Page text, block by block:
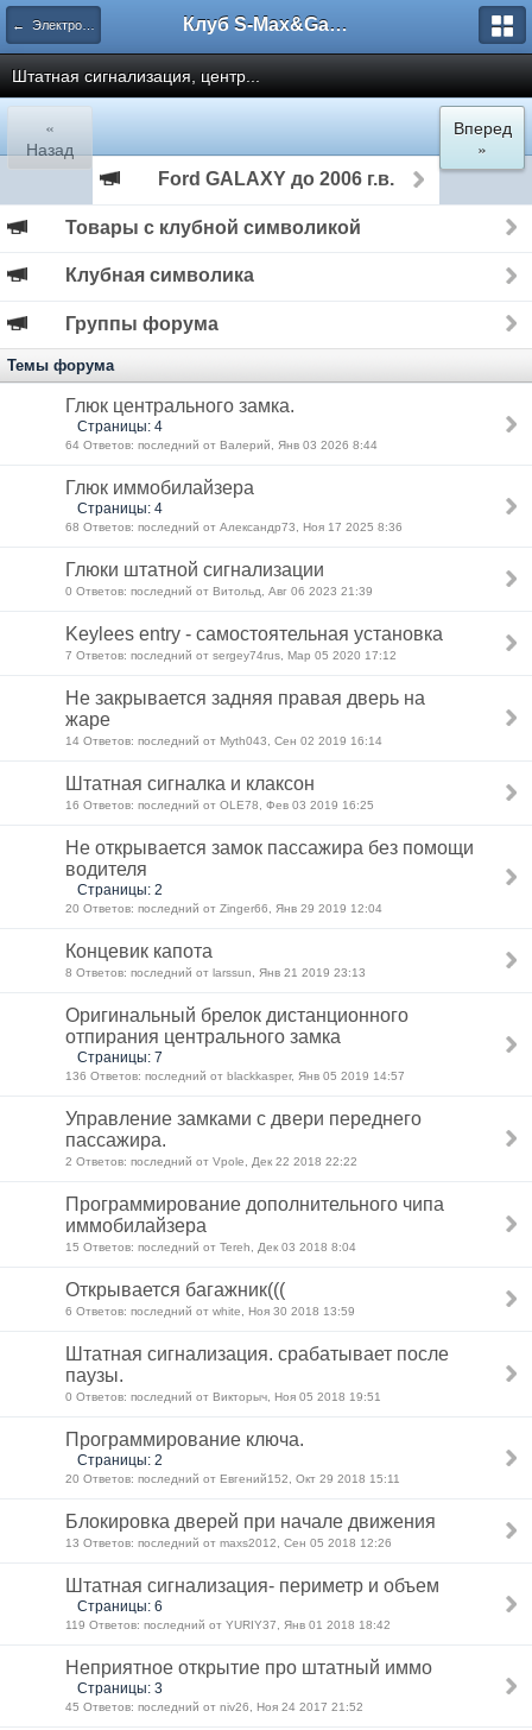
← Электрооборудование Клуб S-Max&Galaxy
Штатная сигнализация, центр...
«
Назад
Вперед
»
Ford GALAXY до 2006 г.в.
Товары с клубной символикой
Клубная символика
Группы форума
Темы форума
Глюк центрального замка.
Страницы: 4
64 Ответов: последний от Валерий, Янв 03 2026 8:44
Глюк иммобилайзера
Страницы: 4
68 Ответов: последний от Александр73, Ноя 17 2025 8:36
Глюки штатной сигнализации
0 Ответов: последний от Витольд, Авг 06 2023 21:39
Keylees entry - самостоятельная установка
7 Ответов: последний от sergey74rus, Мар 05 2020 17:12
Не закрывается задняя правая дверь на
жаре
14 Ответов: последний от Myth043, Сен 02 2019 16:14
Штатная сигналка и клаксон
16 Ответов: последний от OLE78, Фев 03 2019 16:25
Не открывается замок пассажира без помощи
водителя
Страницы: 2
20 Ответов: последний от Zinger66, Янв 29 2019 12:04
Концевик капота
8 Ответов: последний от larssun, Янв 21 2019 23:13
Оригинальный брелок дистанционного
отпирания центрального замка
Страницы: 7
136 Ответов: последний от blackkasper, Янв 05 2019 14:57
Управление замками с двери переднего
пассажира.
2 Ответов: последний от Vpole, Дек 22 2018 22:22
Программирование дополнительного чипа
иммобилайзера
15 Ответов: последний от Tereh, Дек 03 2018 8:04
Открывается багажник(((
6 Ответов: последний от white, Ноя 30 2018 13:59
Штатная сигнализация. срабатывает после
паузы.
0 Ответов: последний от Викторыч, Ноя 05 2018 19:51
Программирование ключа.
Страницы: 2
20 Ответов: последний от Евгений152, Окт 29 2018 15:11
Блокировка дверей при начале движения
13 Ответов: последний от maxs2012, Сен 05 2018 12:26
Штатная сигнализация- периметр и объем
Страницы: 6
119 Ответов: последний от YURIY37, Янв 01 2018 18:42
Неприятное открытие про штатный иммо
Страницы: 3
45 Ответов: последний от niv26, Ноя 24 2017 21:52